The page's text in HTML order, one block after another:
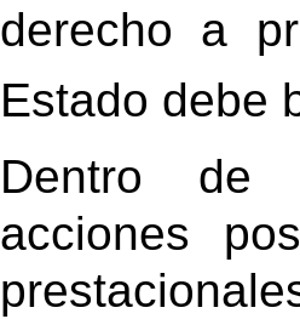
derecho a
Estado debe
Dentro de
acciones